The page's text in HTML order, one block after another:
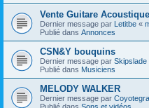
Vente Guitare
Dernier message par Letitbe «
Publié dans Annonces
CSN&Y bouquins
Dernier message par Skipslade
Publié dans Musiciens
MELODY WALKER
Dernier message par
Publié dans Sons et vidéos